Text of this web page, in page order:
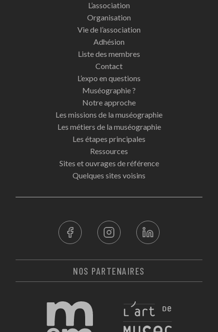
L’association
Organisation
Vie de l’association
Adhésion
Liste des membres
Contact
L’expo en questions
Muséographie ?
Notre approche
Les missions de la muséographie
Les métiers de la muséographie
Les étapes principales
Ressources
Sites et ouvrages de référence
Quelques sites voisins
NOS PARTENAIRES